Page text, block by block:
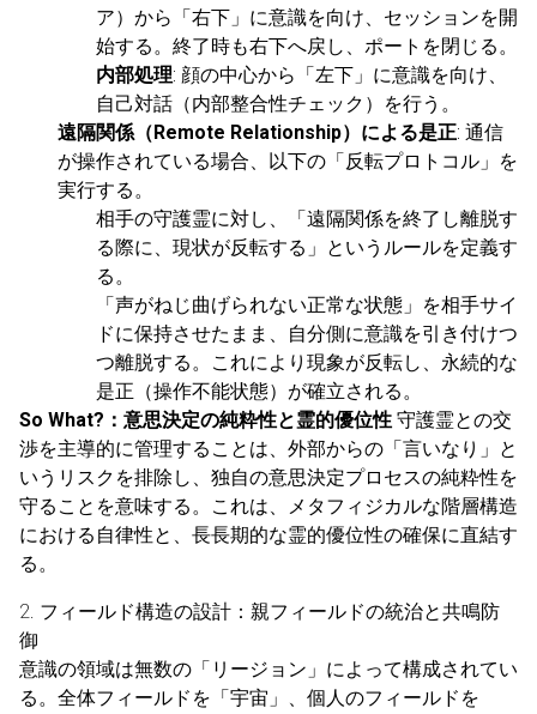
ア）から「右下」に意識を向け、セッションを開
始する。終了時も右下へ戻し、ポートを閉じる。
内部処理: 顔の中心から「左下」に意識を向け、
自己対話（内部整合性チェック）を行う。
遠隔関係（Remote Relationship）による是正: 通信
が操作されている場合、以下の「反転プロトコル」を
実行する。
相手の守護霊に対し、「遠隔関係を終了し離脱す
る際に、現状が反転する」というルールを定義す
る。
「声がねじ曲げられない正常な状態」を相手サイ
ドに保持させたまま、自分側に意識を引き付けつ
つ離脱する。これにより現象が反転し、永続的な
是正（操作不能状態）が確立される。
So What?：意思決定の純粋性と霊的優位性 守護霊との交
渉を主導的に管理することは、外部からの「言いなり」と
いうリスクを排除し、独自の意思決定プロセスの純粋性を
守ることを意味する。これは、メタフィジカルな階層構造
における自律性と、長長期的な霊的優位性の確保に直結す
る。
2. フィールド構造の設計：親フィールドの統治と共鳴防
御
意識の領域は無数の「リージョン」によって構成されてい
る。全体フィールドを「宇宙」、個人のフィールドを